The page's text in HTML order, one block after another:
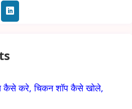
कैसे करे, चिकन शॉप कैसे खोले,